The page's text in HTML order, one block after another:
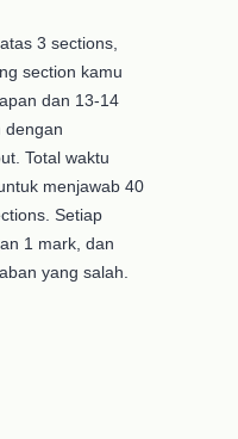
3 sections,
section kamu
dan 13-14
dengan
Total waktu
menjawab 40
Setiap
1 mark, dan
yang salah.